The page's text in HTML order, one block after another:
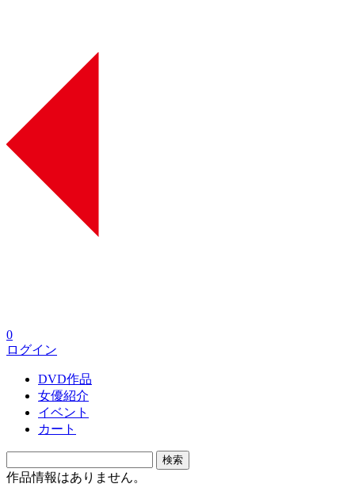
0
ログイン
DVD作品
女優紹介
イベント
カート
作品情報はありません。